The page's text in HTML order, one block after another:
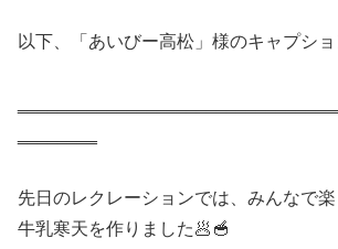
以下、「あいびー高松」様のキャプショ
先日のレクレーションでは、みんなで
牛乳寒天を作りました🥟🥣